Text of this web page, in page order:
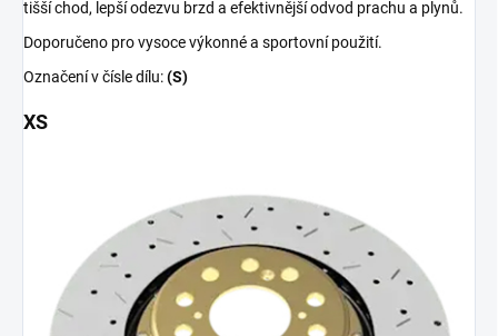
tišší chod, lepší odezvu brzd a efektivnější odvod prachu a plynů.
Doporučeno pro vysoce výkonné a sportovní použití.
Označení v čísle dílu:(S)
XS